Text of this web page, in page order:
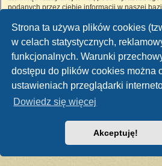
Strona ta używa plików cookies
w celach statystycznych,
funkcjonalnych. Warunki
dostępu do plików cookies można
ustawieniach przeglądarki
Dowiedz się więcej
Akceptuję!
podanych przez ciebie informacji w naszej
RetroTRAKTOR”, ani phpBB nie ponosi
witryny, podczas których może dojść do
Portal RetroTRAKTOR.pl
Polski pakiet językowy